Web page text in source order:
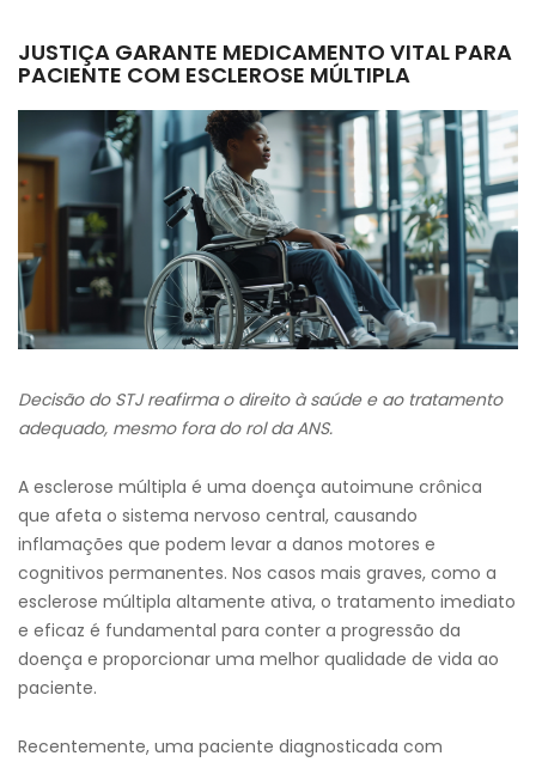
JUSTIÇA GARANTE MEDICAMENTO VITAL PARA
PACIENTE COM ESCLEROSE MÚLTIPLA
Decisão do STJ reafirma o direito à saúde e ao tratamento
adequado, mesmo fora do rol da ANS.
A esclerose múltipla é uma doença autoimune crônica
que afeta o sistema nervoso central, causando
inflamações que podem levar a danos motores e
cognitivos permanentes. Nos casos mais graves, como a
esclerose múltipla altamente ativa, o tratamento imediato
e eficaz é fundamental para conter a progressão da
doença e proporcionar uma melhor qualidade de vida ao
paciente.
Recentemente, uma paciente diagnosticada com